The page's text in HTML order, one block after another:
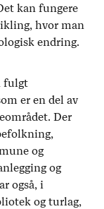
kan fungere
hvor man
endring.
fulgt
er en del av
Der
og
og
også, i
og turlag,